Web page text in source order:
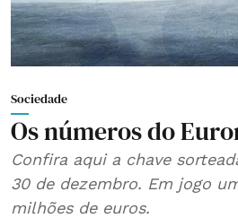
Sociedade
Os números do
Confira aqui a chave
30 de dezembro. Em jogo
milhões de euros.